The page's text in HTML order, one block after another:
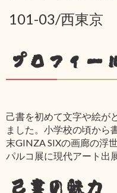
101-03/西東京
プロフィー
己書を初めて文字や絵が
ました。小学校の頃から
末GINZA SIXの画廊の浮
パルコ展に現代アート出展
己書の魅力